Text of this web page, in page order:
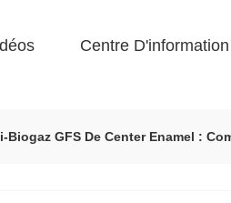
Centre D'information
Biogaz GFS De Center Enamel :